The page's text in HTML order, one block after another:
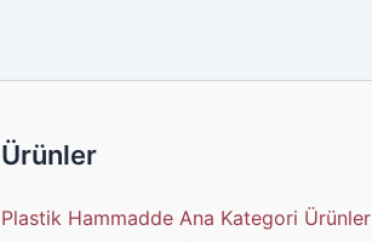
Ürünler
Plastik Hammadde Ana Kategori Ürünler